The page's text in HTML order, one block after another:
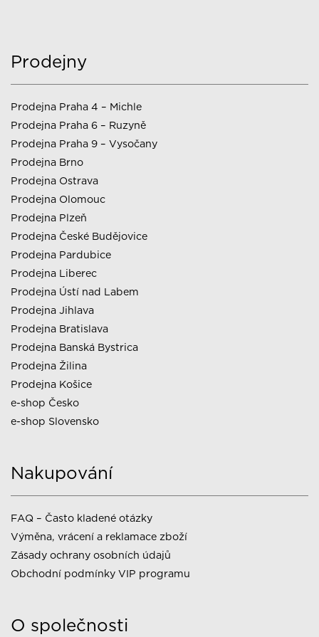
Prodejny
Prodejna Praha 4 – Michle
Prodejna Praha 6 – Ruzyně
Prodejna Praha 9 – Vysočany
Prodejna Brno
Prodejna Ostrava
Prodejna Olomouc
Prodejna Plzeň
Prodejna České Budějovice
Prodejna Pardubice
Prodejna Liberec
Prodejna Ústí nad Labem
Prodejna Jihlava
Prodejna Bratislava
Prodejna Banská Bystrica
Prodejna Žilina
Prodejna Košice
e-shop Česko
e-shop Slovensko
Nakupování
FAQ – Často kladené otázky
Výměna, vrácení a reklamace zboží
Zásady ochrany osobních údajů
Obchodní podmínky VIP programu
O společnosti